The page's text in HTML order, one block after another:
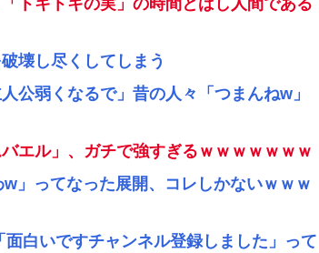
トキトキの実」の時間とばし人間である
壊し尽くしてしまう
公弱くなるで」昔の人々「つまんねw」
エル」、ガチで強すぎるｗｗｗｗｗｗｗ
」ってなった展開、コレしかないｗｗｗ
面白いですチャンネル登録しました」って